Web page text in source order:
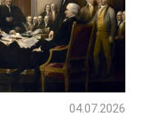
04.07.2026